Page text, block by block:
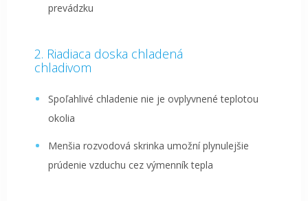
prevádzku
Riadiaca doska chladená
chladivom
Spoľahlivé chladenie nie je ovplyvnené teplotou
okolia
Menšia rozvodová skrinka umožní plynulejšie
prúdenie vzduchu cez výmenník tepla